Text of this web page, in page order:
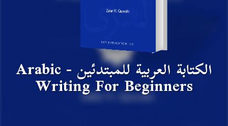
الكتابة العربية للمبتدئين - Arabic
Writing For Beginners